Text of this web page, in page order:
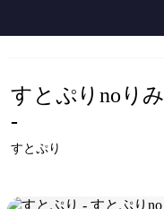
すとぷりnoり
-
すとぷり